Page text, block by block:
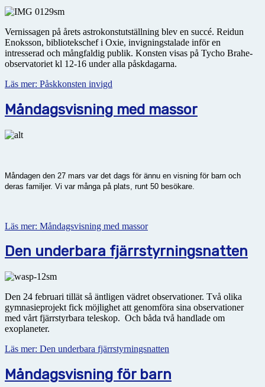
Vernissagen på årets astrokonstutställning blev en succé. Reidun
Enoksson, bibliotekschef i Oxie, invigningstalade inför en
intresserad och mångfaldig publik. Konsten visas på Tycho Brahe-
observatoriet kl 12-16 under alla påskdagarna.
Läs mer: Påskkonsten invigd
Måndagsvisning med massor
Måndagen den 27 mars var det dags för ännu en visning för barn och
deras familjer. Vi var många på plats, runt 50 besökare.
Läs mer: Måndagsvisning med massor
Den underbara fjärrstyrningsnatten
Den 24 februari tillät så äntligen vädret observationer. Två olika
gymnasieprojekt fick möjlighet att genomföra sina observationer
med vårt fjärrstyrbara teleskop. Och båda två handlade om
exoplaneter.
Läs mer: Den underbara fjärrstyrningsnatten
Måndagsvisning för barn